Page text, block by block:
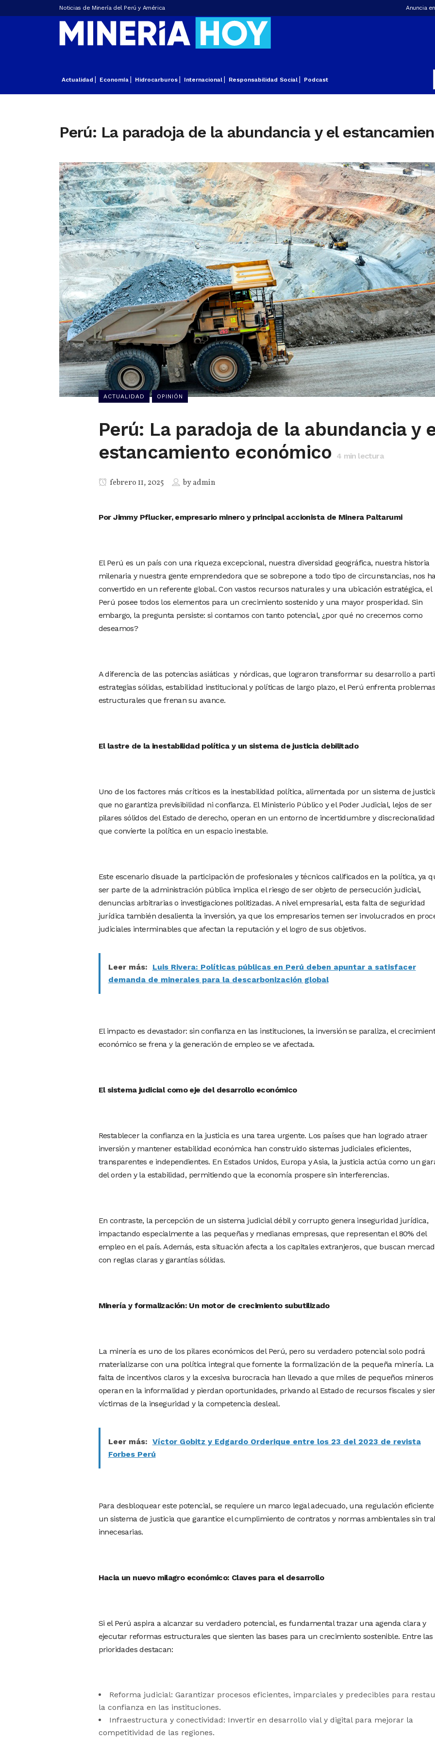
Noticias de Minería del Perú y América Anuncia
Actualidad Economía Hidrocarburos Internacional Responsabilidad Social Podcast
Perú: La paradoja de la abundancia y el
ACTUALIDAD OPINIÓN
Perú: La paradoja de la abundancia y
estancamiento económico 4 min lectura
febrero 11, 2025 byadmin
Por Jimmy Pflucker, empresario minero y principal accionista de Minera Paltarumi
El Perú es un país con una riqueza excepcional, nuestra diversidad geográfica, nuestra historia
milenaria y nuestra gente emprendedora que se sobrepone a todo tipo de circunstancias, nos
convertido en un referente global. Con vastos recursos naturales y una ubicación estratégica, el
Perú posee todos los elementos para un crecimiento sostenido y una mayor prosperidad. Sin
embargo, la pregunta persiste: si contamos con tanto potencial, ¿por qué no crecemos como
deseamos?
A diferencia de las potencias asiáticas y nórdicas, que lograron transformar su desarrollo a
estrategias sólidas, estabilidad institucional y políticas de largo plazo, el Perú enfrenta problemas
estructurales que frenan su avance.
El lastre de la inestabilidad política y un sistema de justicia debilitado
Uno de los factores más críticos es la inestabilidad política, alimentada por un sistema de
que no garantiza previsibilidad ni confianza. El Ministerio Público y el Poder Judicial, lejos de ser
pilares sólidos del Estado de derecho, operan en un entorno de incertidumbre y discrecionalidad
que convierte la política en un espacio inestable.
Este escenario disuade la participación de profesionales y técnicos calificados en la política, ya
ser parte de la administración pública implica el riesgo de ser objeto de persecución judicial,
denuncias arbitrarias o investigaciones politizadas. A nivel empresarial, esta falta de seguridad
jurídica también desalienta la inversión, ya que los empresarios temen ser involucrados en
judiciales interminables que afectan la reputación y el logro de sus objetivos.
Leer más:
Luis Rivera: Políticas públicas en Perú deben apuntar a satisfacer
demanda de minerales para la descarbonización global
El impacto es devastador: sin confianza en las instituciones, la inversión se paraliza, el
económico se frena y la generación de empleo se ve afectada.
El sistema judicial como eje del desarrollo económico
Restablecer la confianza en la justicia es una tarea urgente. Los países que han logrado atraer
inversión y mantener estabilidad económica han construido sistemas judiciales eficientes,
transparentes e independientes. En Estados Unidos, Europa y Asia, la justicia actúa como un
del orden y la estabilidad, permitiendo que la economía prospere sin interferencias.
En contraste, la percepción de un sistema judicial débil y corrupto genera inseguridad jurídica,
impactando especialmente a las pequeñas y medianas empresas, que representan el 80% del
empleo en el país. Además, esta situación afecta a los capitales extranjeros, que buscan
con reglas claras y garantías sólidas.
Minería y formalización: Un motor de crecimiento subutilizado
La minería es uno de los pilares económicos del Perú, pero su verdadero potencial solo podrá
materializarse con una política integral que fomente la formalización de la pequeña minería. La
falta de incentivos claros y la excesiva burocracia han llevado a que miles de pequeños mineros
operan en la informalidad y pierdan oportunidades, privando al Estado de recursos fiscales y
víctimas de la inseguridad y la competencia desleal.
Leer más: Víctor Gobitz y Edgardo Orderique entre los 23 del 2023 de revista
Forbes Perú
Para desbloquear este potencial, se requiere un marco legal adecuado, una regulación eficiente
un sistema de justicia que garantice el cumplimiento de contratos y normas ambientales sin
innecesarias.
Hacia un nuevo milagro económico: Claves para el desarrollo
Si el Perú aspira a alcanzar su verdadero potencial, es fundamental trazar una agenda clara y
ejecutar reformas estructurales que sienten las bases para un crecimiento sostenible. Entre las
prioridades destacan:
Reforma judicial: Garantizar procesos eficientes, imparciales y predecibles para
la confianza en las instituciones.
Infraestructura y conectividad: Invertir en desarrollo vial y digital para mejorar la
competitividad de las regiones.